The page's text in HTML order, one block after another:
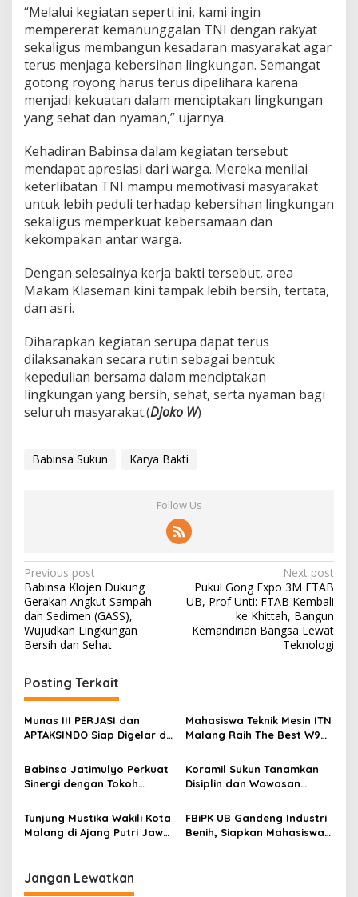
a
B
a
k
t
i
d
i
a
k
a
m
K
l
a
m
a
“Melalui kegiatan seperti ini, kami ingin
mempererat kemanunggalan TNI dengan rakyat
sekaligus membangun kesadaran masyarakat agar
terus menjaga kebersihan lingkungan. Semangat
gotong royong harus terus dipelihara karena
menjadi kekuatan dalam menciptakan lingkungan
yang sehat dan nyaman,” ujarnya.
Kehadiran Babinsa dalam kegiatan tersebut
mendapat apresiasi dari warga. Mereka menilai
keterlibatan TNI mampu memotivasi masyarakat
untuk lebih peduli terhadap kebersihan lingkungan
sekaligus memperkuat kebersamaan dan
kekompakan antar warga.
Dengan selesainya kerja bakti tersebut, area
Makam Klaseman kini tampak lebih bersih, tertata,
dan asri.
Diharapkan kegiatan serupa dapat terus
dilaksanakan secara rutin sebagai bentuk
kepedulian bersama dalam menciptakan
lingkungan yang bersih, sehat, serta nyaman bagi
seluruh masyarakat.(Djoko W)
Babinsa Sukun Karya Bakti
Follow Us
P
o
s
t
a
v
i
a
i
o
n
Previous post
Babinsa Klojen Dukung
Gerakan Angkut Sampah
dan Sedimen (GASS),
Wujudkan Lingkungan
Bersih dan Sehat
Next post
Pukul Gong Expo 3M FTAB
UB, Prof Unti: FTAB Kembali
ke Khittah, Bangun
Kemandirian Bangsa Lewat
Teknologi
Posting Terkait
Munas III PERJASI dan
APTAKSINDO Siap Digelar di
Semangat Perkuat Tata
Kelola Organisasi
Mahasiswa Teknik Mesin ITN
Malang Raih The Best W9
Vol 3, Buktikan Inovasi
Kampus di Panggung
Nasional
Babinsa Jatimulyo Perkuat
Sinergi dengan Tokoh
Kondusivitas Wilayah Lewat
Komsos
Koramil Sukun Tanamkan
Disiplin dan Wawasan
SD Islamic Global School
Tunjung Mustika Wakili Kota
Malang di Ajang Putri Jawa
Instagram
FBiPK UB Gandeng Industri
Benih, Siapkan Mahasiswa
Jangan Lewatkan